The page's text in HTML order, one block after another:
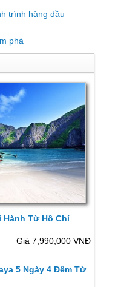
trình hàng đầu
phá
Hành Từ Hồ Chí
Giá 7,990,000 VNĐ
5 Ngày 4 Đêm Từ